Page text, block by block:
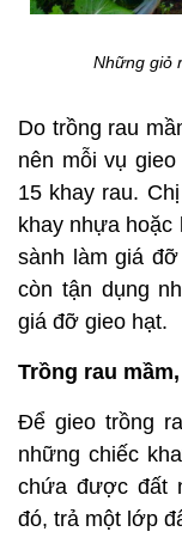
Những giỏ
Do trồng rau
nên mỗi vụ
15 khay rau.
khay nhựa hoặc
sành làm giá
còn tận dụng
giá đỡ gieo hạt.
Trồng rau
Để gieo trồng
những chiếc
chứa được đất
đó, trả một lớp